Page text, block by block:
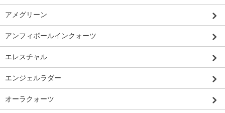
アメグリーン
アンフィボールインクォーツ
エレスチャル
エンジェルラダー
オーラクォーツ